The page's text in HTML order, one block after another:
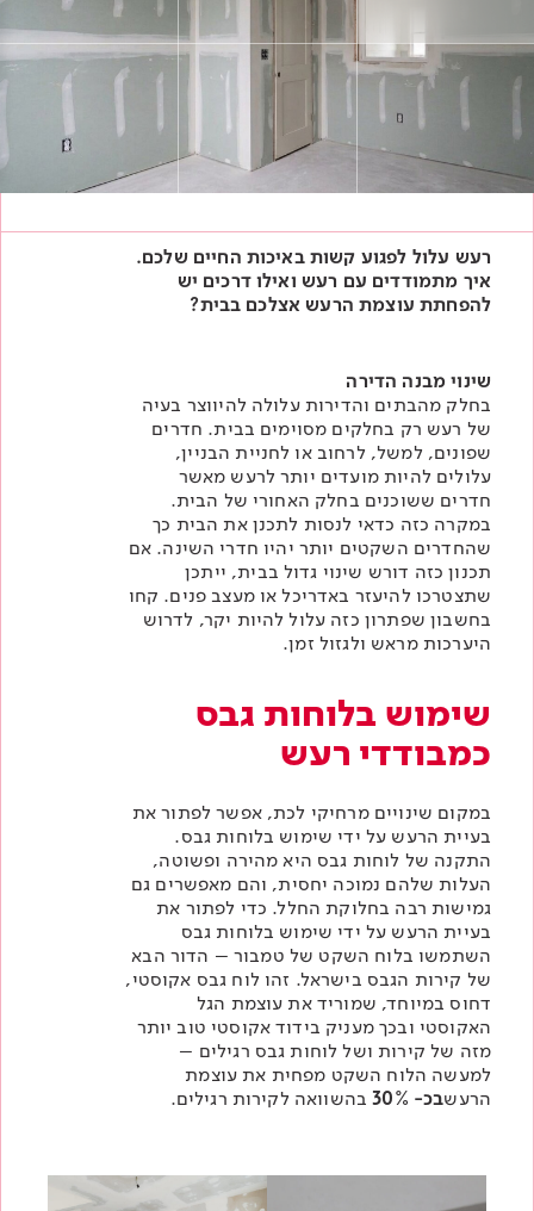
עץ
מתכת
רובה
לכל מוצרי צבע וציפויים
מדיניות מערכת משולבת ו - ISO
צור קשר
רעש עלול לפגוע קשות באיכות החיים שלכם.
איך מתמודדים עם רעש ואילו דרכים יש
להפחתת עוצמת הרעש אצלכם בבית?
שינוי מבנה הדירה
בחלק מהבתים והדירות עלולה להיווצר בעיה
של רעש רק בחלקים מסוימים בבית. חדרים
שפונים, למשל, לרחוב או לחניית הבניין,
עלולים להיות מועדים יותר לרעש מאשר
חדרים ששוכנים בחלק האחורי של הבית.
במקרה כזה כדאי לנסות לתכנן את הבית כך
שהחדרים השקטים יותר יהיו חדרי השינה. אם
תכנון כזה דורש שינוי גדול בבית, ייתכן
שתצטרכו להיעזר באדריכל או מעצב פנים. קחו
בחשבון שפתרון כזה עלול להיות יקר, לדרוש
היערכות מראש ולגזול זמן.
שימוש בלוחות גבס
כמבודדי רעש
במקום שינויים מרחיקי לכת, אפשר לפתור את
בעיית הרעש על ידי שימוש בלוחות גבס.
התקנה של לוחות גבס היא מהירה ופשוטה,
העלות שלהם נמוכה יחסית, והם מאפשרים גם
גמישות רבה בחלוקת החלל. כדי לפתור את
בעיית הרעש על ידי שימוש בלוחות גבס
השתמשו בלוח השקט של טמבור – הדור הבא
של קירות הגבס בישראל. זהו לוח גבס אקוסטי,
דחוס במיוחד, שמוריד את עוצמת הגל
האקוסטי ובכך מעניק בידוד אקוסטי טוב יותר
מזה של קירות ושל לוחות גבס רגילים –
למעשה הלוח השקט מפחית את עוצמת
הרעשבכ- 30% בהשוואה לקירות רגילים.